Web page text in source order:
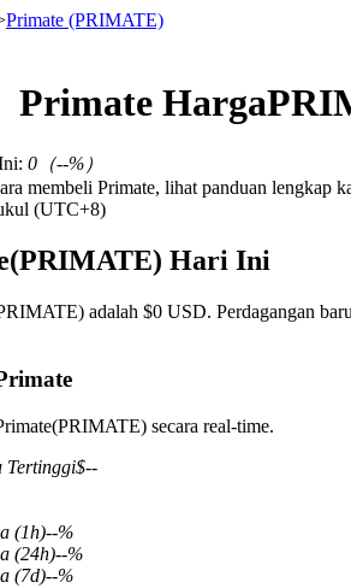
Primate (PRIMATE)
Primate Harga
: 0 （--%）
membeli Primate, lihat panduan lengkap
(UTC+8)
Hari Ini
adalah $0 USD. Perdagangan
secara real-time.
Tertinggi$--
(1h)--%
(24h)--%
(7d)--%